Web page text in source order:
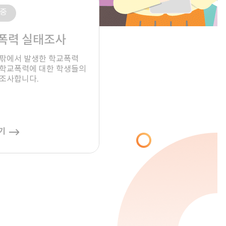
력 실태조사
에서 발생한 학교폭력
교폭력에 대한 학생들의
사합니다.